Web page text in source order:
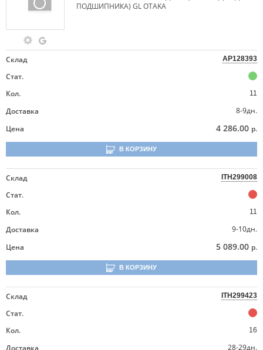
ПОДШИПНИКА) GL OTAKA
Склад AP128393
Стат.
Кол.
11
Доставка
8-9дн.
Цена
4 286.00 р.
В КОРЗИНУ
Склад ITH299008
Стат.
Кол.
11
Доставка
9-10дн.
Цена
5 089.00 р.
В КОРЗИНУ
Склад ITH299423
Стат.
Кол.
16
Доставка 28-29дн.